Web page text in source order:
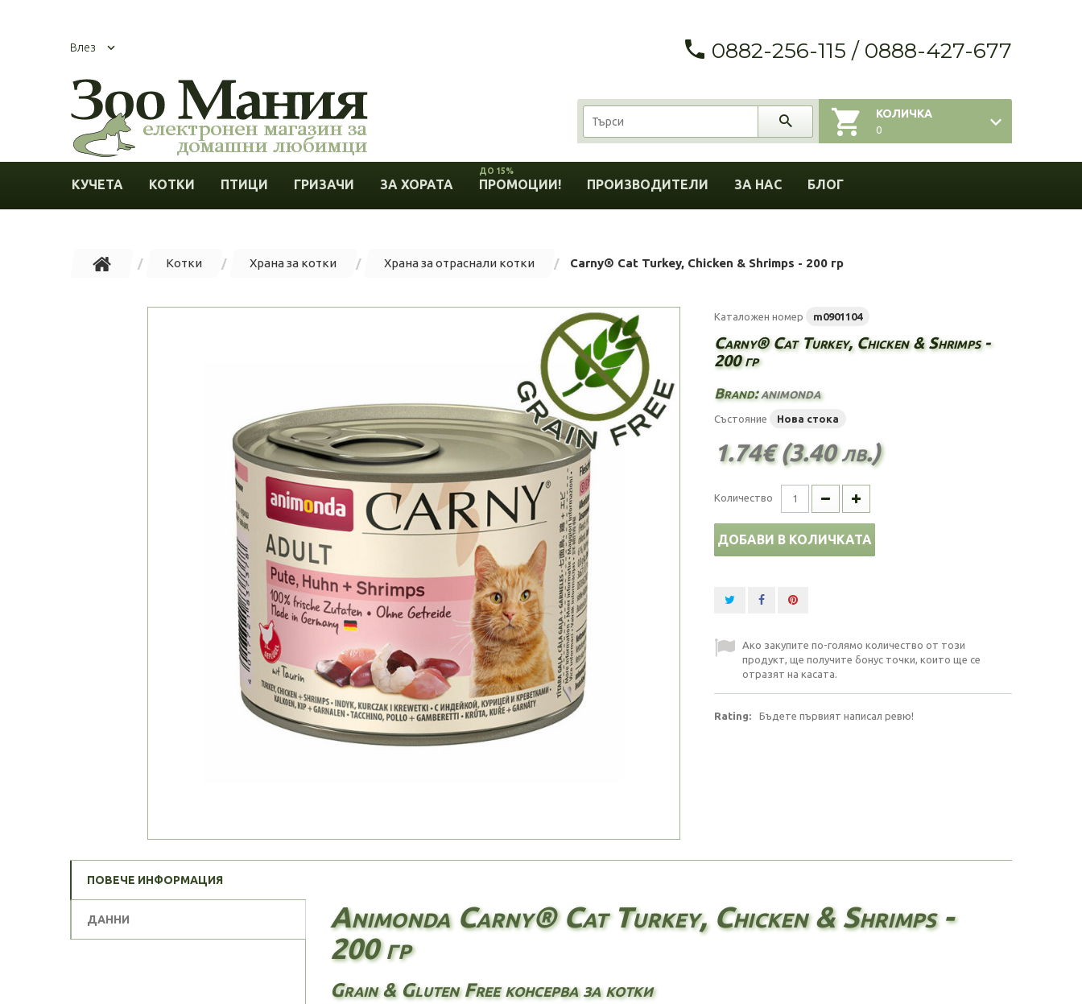
Влез 0882-256-115 / 0888-427-677
КОЛИЧКА
0
КУЧЕТА КОТКИ ПТИЦИ ГРИЗАЧИ ЗА ХОРАТА ПРОМОЦИИ!
ДО 15%
ПРОИЗВОДИТЕЛИ ЗА НАС БЛОГ
Котки Храна за котки Храна за отраснали котки Carny® Cat Turkey, Chicken & Shrimps - 200 гр
Каталожен номер m0901104
Carny® Cat Turkey, Chicken & Shrimps -
200 гр
Brand:animonda
Състояние Нова стока
1.74€ (3.40 лв.)
Количество
ДОБАВИ В КОЛИЧКАТА
Ако закупите по-голямо количество от този
продукт, ще получите бонус точки, които ще се
отразят на касата.
Rating: Бъдете първият написал ревю!
ПОВЕЧЕ ИНФОРМАЦИЯ
ДАННИ
Animonda Carny® Cat Turkey, Chicken & Shrimps -
200 гр
Grain & Gluten Free консерва за котки